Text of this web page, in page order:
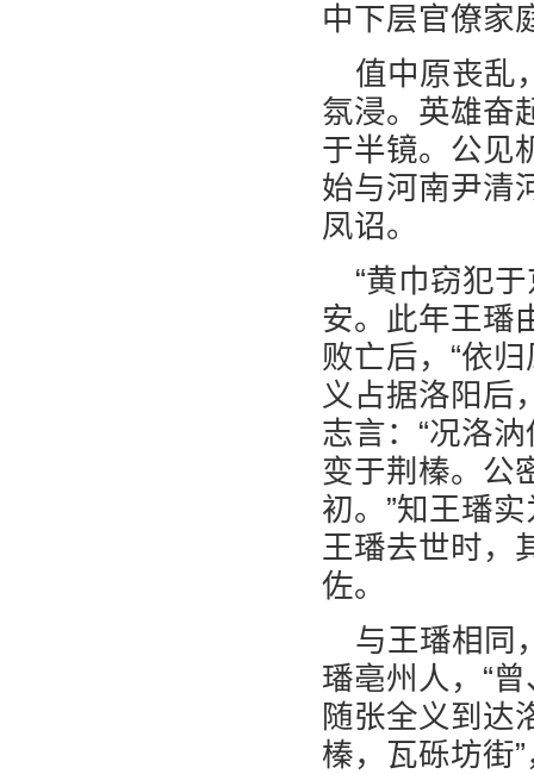
中下层官僚家
值中原丧乱
氛浸。英雄奋
于半镜。公见
始与河南尹清
凤诏。
“黄巾窃犯
安。此年王璠
败亡后，“依
义占据洛阳后
志言：“况洛
变于荆榛。公
初。”知王璠
王璠去世时，
佐。
与王璠相同
璠亳州人，“
随张全义到达
榛，瓦砾坊街